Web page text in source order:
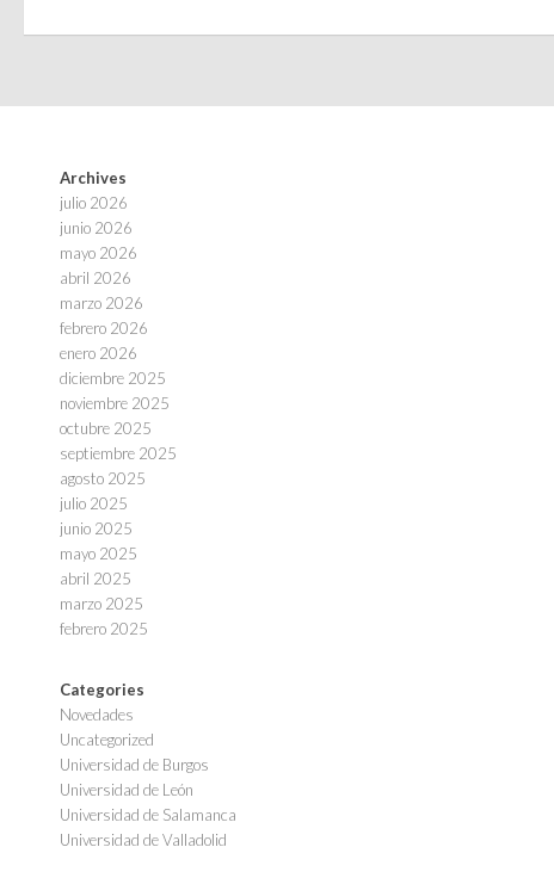
Archives
julio 2026
junio 2026
mayo 2026
abril 2026
marzo 2026
febrero 2026
enero 2026
diciembre 2025
noviembre 2025
octubre 2025
septiembre 2025
agosto 2025
julio 2025
junio 2025
mayo 2025
abril 2025
marzo 2025
febrero 2025
Categories
Novedades
Uncategorized
Universidad de Burgos
Universidad de León
Universidad de Salamanca
Universidad de Valladolid